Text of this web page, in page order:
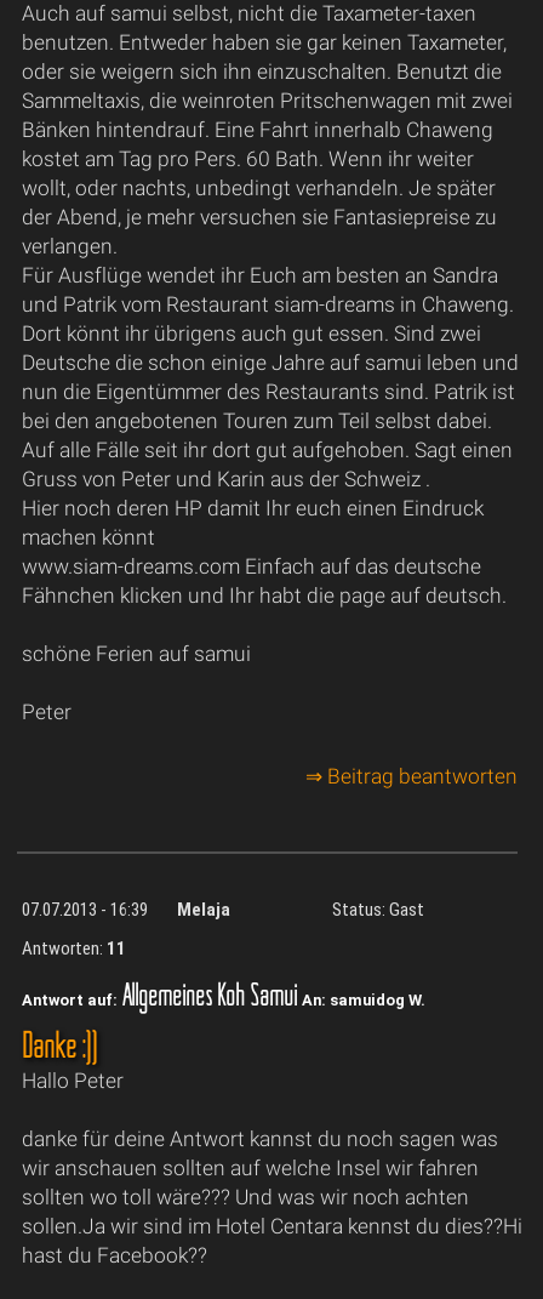
Auch auf samui selbst, nicht die Taxameter-taxen
benutzen. Entweder haben sie gar keinen Taxameter,
oder sie weigern sich ihn einzuschalten. Benutzt die
Sammeltaxis, die weinroten Pritschenwagen mit zwei
Bänken hintendrauf. Eine Fahrt innerhalb Chaweng
kostet am Tag pro Pers. 60 Bath. Wenn ihr weiter
wollt, oder nachts, unbedingt verhandeln. Je später
der Abend, je mehr versuchen sie Fantasiepreise zu
verlangen.
Für Ausflüge wendet ihr Euch am besten an Sandra
und Patrik vom Restaurant siam-dreams in Chaweng.
Dort könnt ihr übrigens auch gut essen. Sind zwei
Deutsche die schon einige Jahre auf samui leben und
nun die Eigentümmer des Restaurants sind. Patrik ist
bei den angebotenen Touren zum Teil selbst dabei.
Auf alle Fälle seit ihr dort gut aufgehoben. Sagt einen
Gruss von Peter und Karin aus der Schweiz .
Hier noch deren HP damit Ihr euch einen Eindruck
machen könnt
www.siam-dreams.com Einfach auf das deutsche
Fähnchen klicken und Ihr habt die page auf deutsch.
schöne Ferien auf samui
Peter
⇒ Beitrag beantworten
07.07.2013 - 16:39 Melaja
Status: Gast
Antworten: 11
Antwort auf: Allgemeines Koh Samui An: samuidog W.
Danke :))
Hallo Peter
danke für deine Antwort kannst du noch sagen was
wir anschauen sollten auf welche Insel wir fahren
sollten wo toll wäre??? Und was wir noch achten
sollen.Ja wir sind im Hotel Centara kennst du dies??Hi
hast du Facebook??